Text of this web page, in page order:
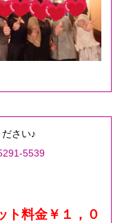
さい♪
5539
ト料金￥１，０